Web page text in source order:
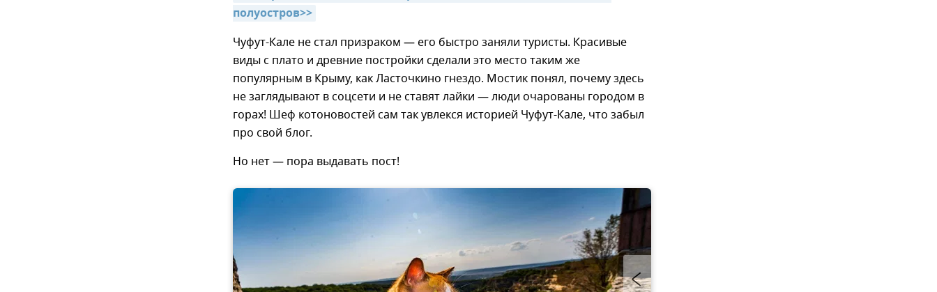
полуостров>>
Чуфут-Кале не стал призраком — его быстро заняли туристы. Красивые
виды с плато и древние постройки сделали это место таким же
популярным в Крыму, как Ласточкино гнездо. Мостик понял, почему здесь
не заглядывают в соцсети и не ставят лайки — люди очарованы городом в
горах! Шеф котоновостей сам так увлекся историей Чуфут-Кале, что забыл
про свой блог.
Но нет — пора выдавать пост!